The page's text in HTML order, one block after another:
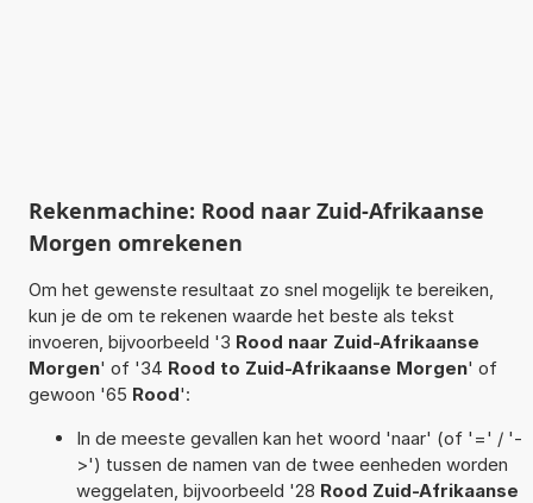
Rekenmachine: Rood naar Zuid-Afrikaanse
Morgen omrekenen
Om het gewenste resultaat zo snel mogelijk te bereiken,
kun je de om te rekenen waarde het beste als tekst
invoeren, bijvoorbeeld '3 Rood naar Zuid-Afrikaanse
Morgen' of '34 Rood to Zuid-Afrikaanse Morgen' of
gewoon '65 Rood':
In de meeste gevallen kan het woord 'naar' (of '=' / '-
>') tussen de namen van de twee eenheden worden
weggelaten, bijvoorbeeld '28 Rood Zuid-Afrikaanse